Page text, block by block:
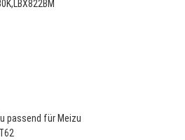
passend für Meizu